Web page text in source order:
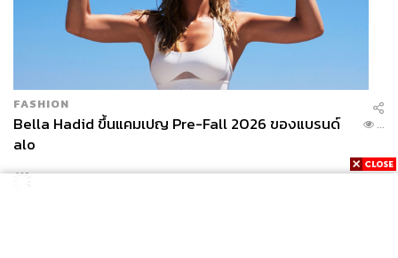
FASHION
Bella Hadid ขึ้นแคมเปญ Pre-Fall 2026 ของแบรนด์
alo
...